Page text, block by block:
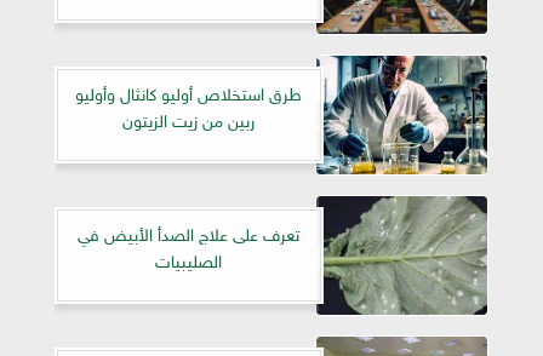
طرق استخلاص أوليو كانثال وأوليو
ربين من زيت الزيتون
تعرف على علاج الصدأ الأبيض في
الصليبيات